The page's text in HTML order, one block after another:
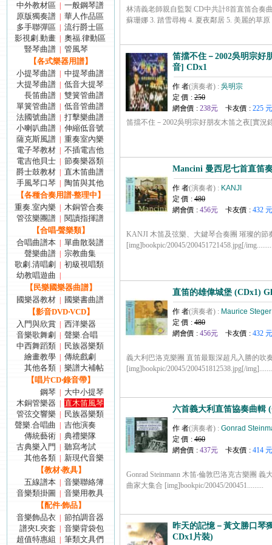
中外教材區
一般鋼琴譜
原版獨奏譜
華人作品區
多手聯彈區
流行爵士區
影視劇.動畫
奧福.律動區
豎琴曲譜
管風琴
【各式樂器用譜】
小提琴曲譜
中提琴曲譜
大提琴曲譜
低音大提琴
長笛曲譜
雙簧管曲譜
單簧管曲譜
低音管曲譜
法國號曲譜
打擊樂曲譜
小喇叭曲譜
伸縮低音號
薩克斯風譜
重奏室內樂
電子琴教材
不插電吉他
電吉他貝士
節奏樂器類
爵士鼓教材
直木笛曲譜
手風琴口琴
陶笛與其他
【各種合奏用譜‧整理中】
重奏.室內樂
木銅管合奏
管弦樂團譜
閱讀指揮譜
【合唱‧聲樂類】
合唱曲譜本
單曲散裝譜
聲樂曲譜
宗教曲集
歌劇.清唱劇
初級視唱類
幼教唱遊曲
【民樂國樂器曲譜】
國樂器教材
國樂書曲譜
【影音DVD‧VCD】
入門與欣賞
西洋樂器
音樂歌舞劇
聲樂.合唱
中西舞蹈類
民族器樂類
繪畫教學
傳統戲劇
其他各類
樂譜大補帖
【唱片CD‧錄音帶】
鋼琴
大中小提琴
木銅管樂器
直木笛風琴
管弦交響樂
民族器樂類
聲樂.合唱曲
吉他演奏
傳統藝術
典禮樂隊
古典樂入門
聽寫考試
其他各類
新現代音樂
【教材‧教具】
五線譜本
音樂聯絡簿
音樂類掛圖
音樂用教具
【配件‧飾品】
音樂飾品衣
節拍調音器
譜夾L夾套
音樂背袋包
超值特惠組
筆類文具們
林清義老師親自監製 CD中共計8首直笛合奏
蘇珊娜 3. 踏雪尋梅 4. 夏夜鄰居 5. 美麗的草原
笛擋不住－2002吳明宗好
音] CDx1
作 者(演奏者) : 吳明宗
定 價 : 250
網會價 : 238元 卡友價 : 225 元
笛擋不住－2002吳明宗好朋友木笛之夜[實況
Mancini 曼西尼七首直笛
作 者(演奏者) : KANJI
定 價 : 480
網會價 : 456元 卡友價 : 432 元
KANJI 木笛及弦樂、大鍵琴合奏團 璀璨的節
[img]bookpic/20045/200451721458.jpg[/
直笛的雄偉城堡 (CDx1)
作 者(演奏者) : Maurice Steger
定 價 : 480
網會價 : 456元 卡友價 : 432 元
義大利巴洛克樂團 直笛最艱深超凡入勝的吹
[img]bookpic/20045/200451812538.jpg[/
六首義大利直笛協奏曲輯
作 者(演奏者) : Gonrad
定 價 : 460
網會價 : 437元 卡友價 : 414 元
Gonrad Steinmann 木笛‧倫敦巴洛克古樂團 義
曲家大集合 [img]bookpic/20045/200451.........
昨天的記憶－黃文勝口琴
CDx1片裝)